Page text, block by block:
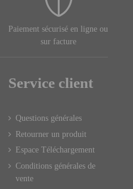
Paiement sécurisé en ligne ou
sur facture
Service client
Questions générales
Retourner un produit
Espace Téléchargement
Conditions générales de
vente